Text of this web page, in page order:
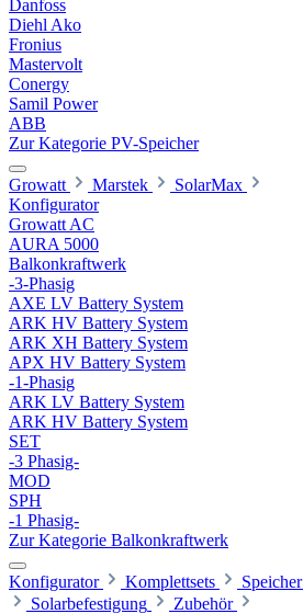
Danfoss
Diehl Ako
Fronius
Mastervolt
Conergy
Samil Power
ABB
Zur Kategorie PV-Speicher
Growatt Marstek
SolarMax
Konfigurator
Growatt AC
AURA 5000
Balkonkraftwerk
-3-Phasig
AXE LV Battery System
ARK HV Battery System
ARK XH Battery System
APX HV Battery System
-1-Phasig
ARK LV Battery System
ARK HV Battery System
SET
-3 Phasig-
MOD
SPH
-1 Phasig-
Zur Kategorie Balkonkraftwerk
Konfigurator Komplettsets Speicher
Solarbefestigung
Zubehör